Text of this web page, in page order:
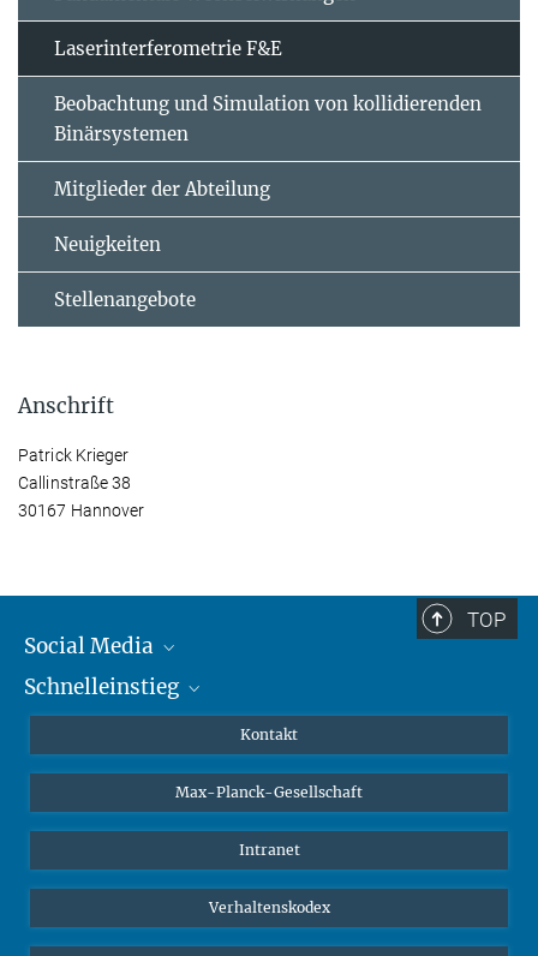
Laserinterferometrie F&E
Beobachtung und Simulation von kollidierenden
Binärsystemen
Mitglieder der Abteilung
Neuigkeiten
Stellenangebote
Anschrift
Patrick Krieger
Callinstraße 38
30167 Hannover
TOP
Social Media
Mastodon
Schnelleinstieg
Studierende
Schüler*innen
Öffentlichkeit
Alumnae | Alumni
Kontakt
Max-Planck-Gesellschaft
Intranet
Verhaltenskodex